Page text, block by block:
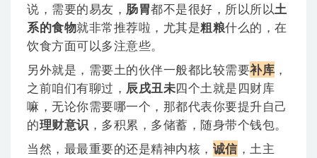
说，需要的易友， 肠胃都不是很好，所以所以土
系的食物就非常推荐啦，尤其是粗粮什么的，在
饮食方面可以多注意些。
另外就是，需要土的伙伴一般都比较需要补库 ，
之前咱们有聊过， 辰戌丑未四个土就是四财库
嘛，无论你需要哪一个，那都代表你要提升自己
的理财意识 ，多积累，多储蓄，随身带个钱包。
当然，最最重要的还是精神内核， 诚信，土主